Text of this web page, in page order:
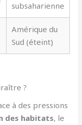
subsaharienne
Amérique du
Sud (éteint)
?
à des pressions
des habitats, le